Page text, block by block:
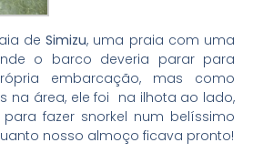
deSimizu, uma praia com uma
o barco deveria parar para
embarcação, mas como
na área, ele foi na ilhota ao lado,
fazer snorkel num belíssimo
nosso almoço ficava pronto!